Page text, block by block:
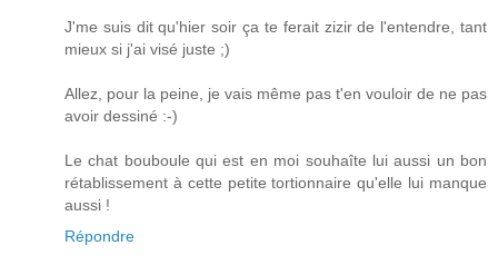
J'me suis dit qu'hier soir ça te ferait zizir de l'entendre, tant
mieux si j'ai visé juste ;)
Allez, pour la peine, je vais même pas t'en vouloir de ne pas
avoir dessiné :-)
Le chat bouboule qui est en moi souhaîte lui aussi un bon
rétablissement à cette petite tortionnaire qu'elle lui manque
aussi !
Répondre